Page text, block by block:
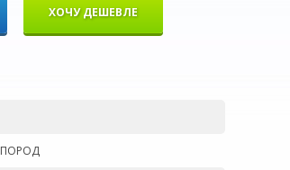
ХОЧУ ДЕШЕВЛЕ
ПОРОД